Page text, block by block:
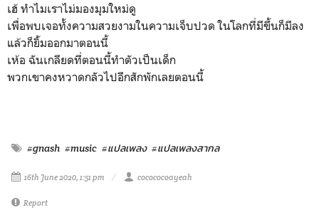
เฮ้ ทำไมเราไม่มองมุมใหม่ดู
เพื่อพบเจอทั้งความสวยงามในความเจ็บปวด ในโลกที่มีขึ้นก็มีลง
แล้วก็ยิ้มออกมาตอนนี้
เห้อ ฉันเกลียดที่ตอนนี้ทำตัวเป็นเด็ก
พวกเขาคงหวาดกลัวไปอีกสักพักเลยตอนนี้
#gnash #music #แปลเพลง #แปลเพลงสากล
16th June 2020, 1:51 pm cocococoayeah
Report